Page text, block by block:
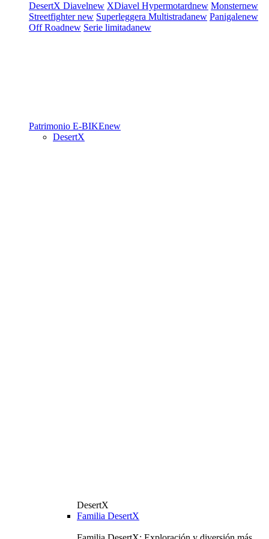
DesertX Diavelnew XDiavel Hypermotardnew Monsternew
Streetfighternew Superleggera Multistradanew Panigalenew
Off Roadnew Serie limitadanew
Patrimonio E-BIKEnew
DesertX
DesertX
Familia DesertX